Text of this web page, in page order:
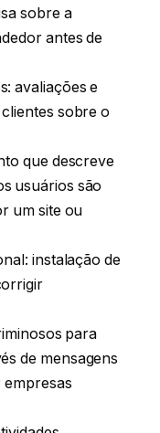
sobre a
antes de
avaliações e
sobre o
que descreve
usuários são
um site ou
instalação de
para
de mensagens
empresas